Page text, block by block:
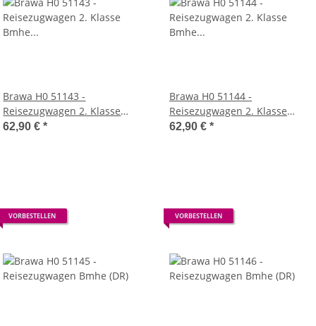
Brawa H0 51143 -
Reisezugwagen 2. Klasse
Bmhe "Städteexpress" (DR)
62,90 €*
Brawa H0 51144 -
Reisezugwagen 2. Klasse
Bmhe "Städteexpress" (DR)
62,90 € *
VORBESTELLEN VORBESTELLEN